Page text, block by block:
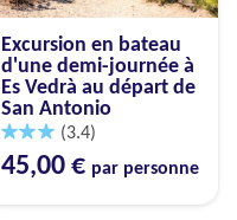
Excursion en bateau
d'une demi-journée à
Es Vedrà au départ de
San Antonio
(3.4)
45,00 € par personne